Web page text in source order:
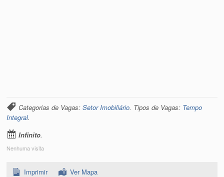
Categorias de Vagas:Setor Imobiliário. Tipos de Vagas: Tempo
Integral.
Infinito.
Nenhuma visita
Imprimir Ver Mapa